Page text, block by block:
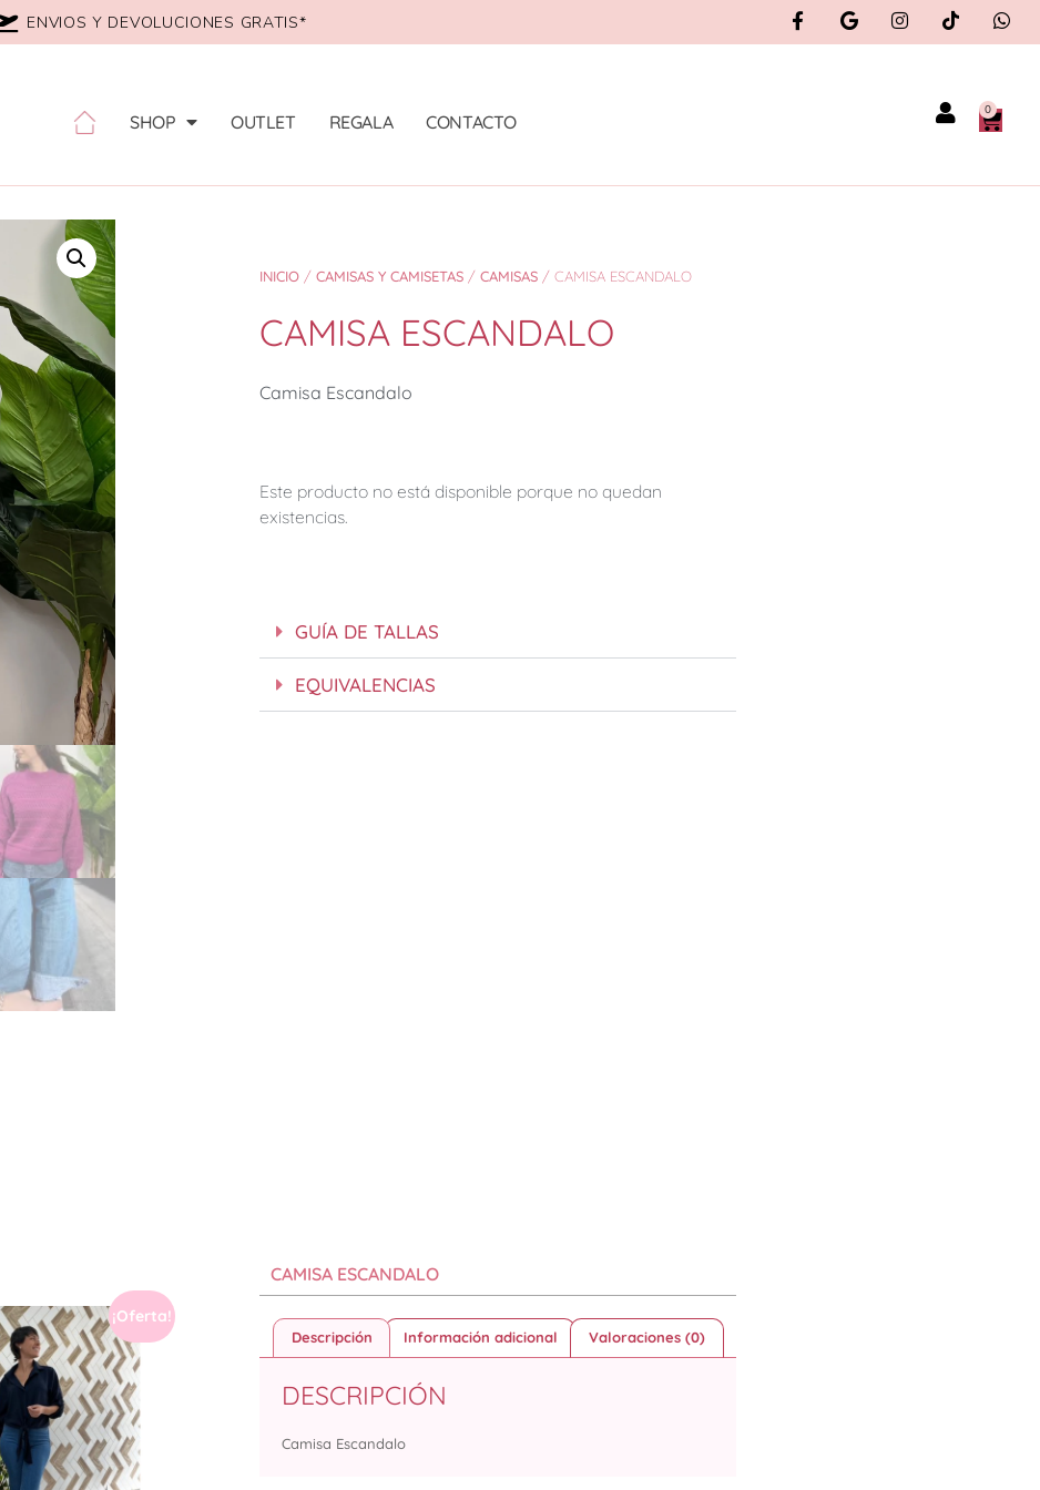
ENVIOS Y DEVOLUCIONES GRATIS*
SHOP OUTLET REGALA CONTACTO
0
INICIO / CAMISAS Y CAMISETAS / CAMISAS / CAMISA ESCANDALO
CAMISA ESCANDALO
Camisa Escandalo
Este producto no está disponible porque no quedan
existencias.
GUÍA DE TALLAS
EQUIVALENCIAS
¡Oferta!
CAMISA ESCANDALO
Descripción Información adicional Valoraciones (0)
DESCRIPCIÓN
Camisa Escandalo